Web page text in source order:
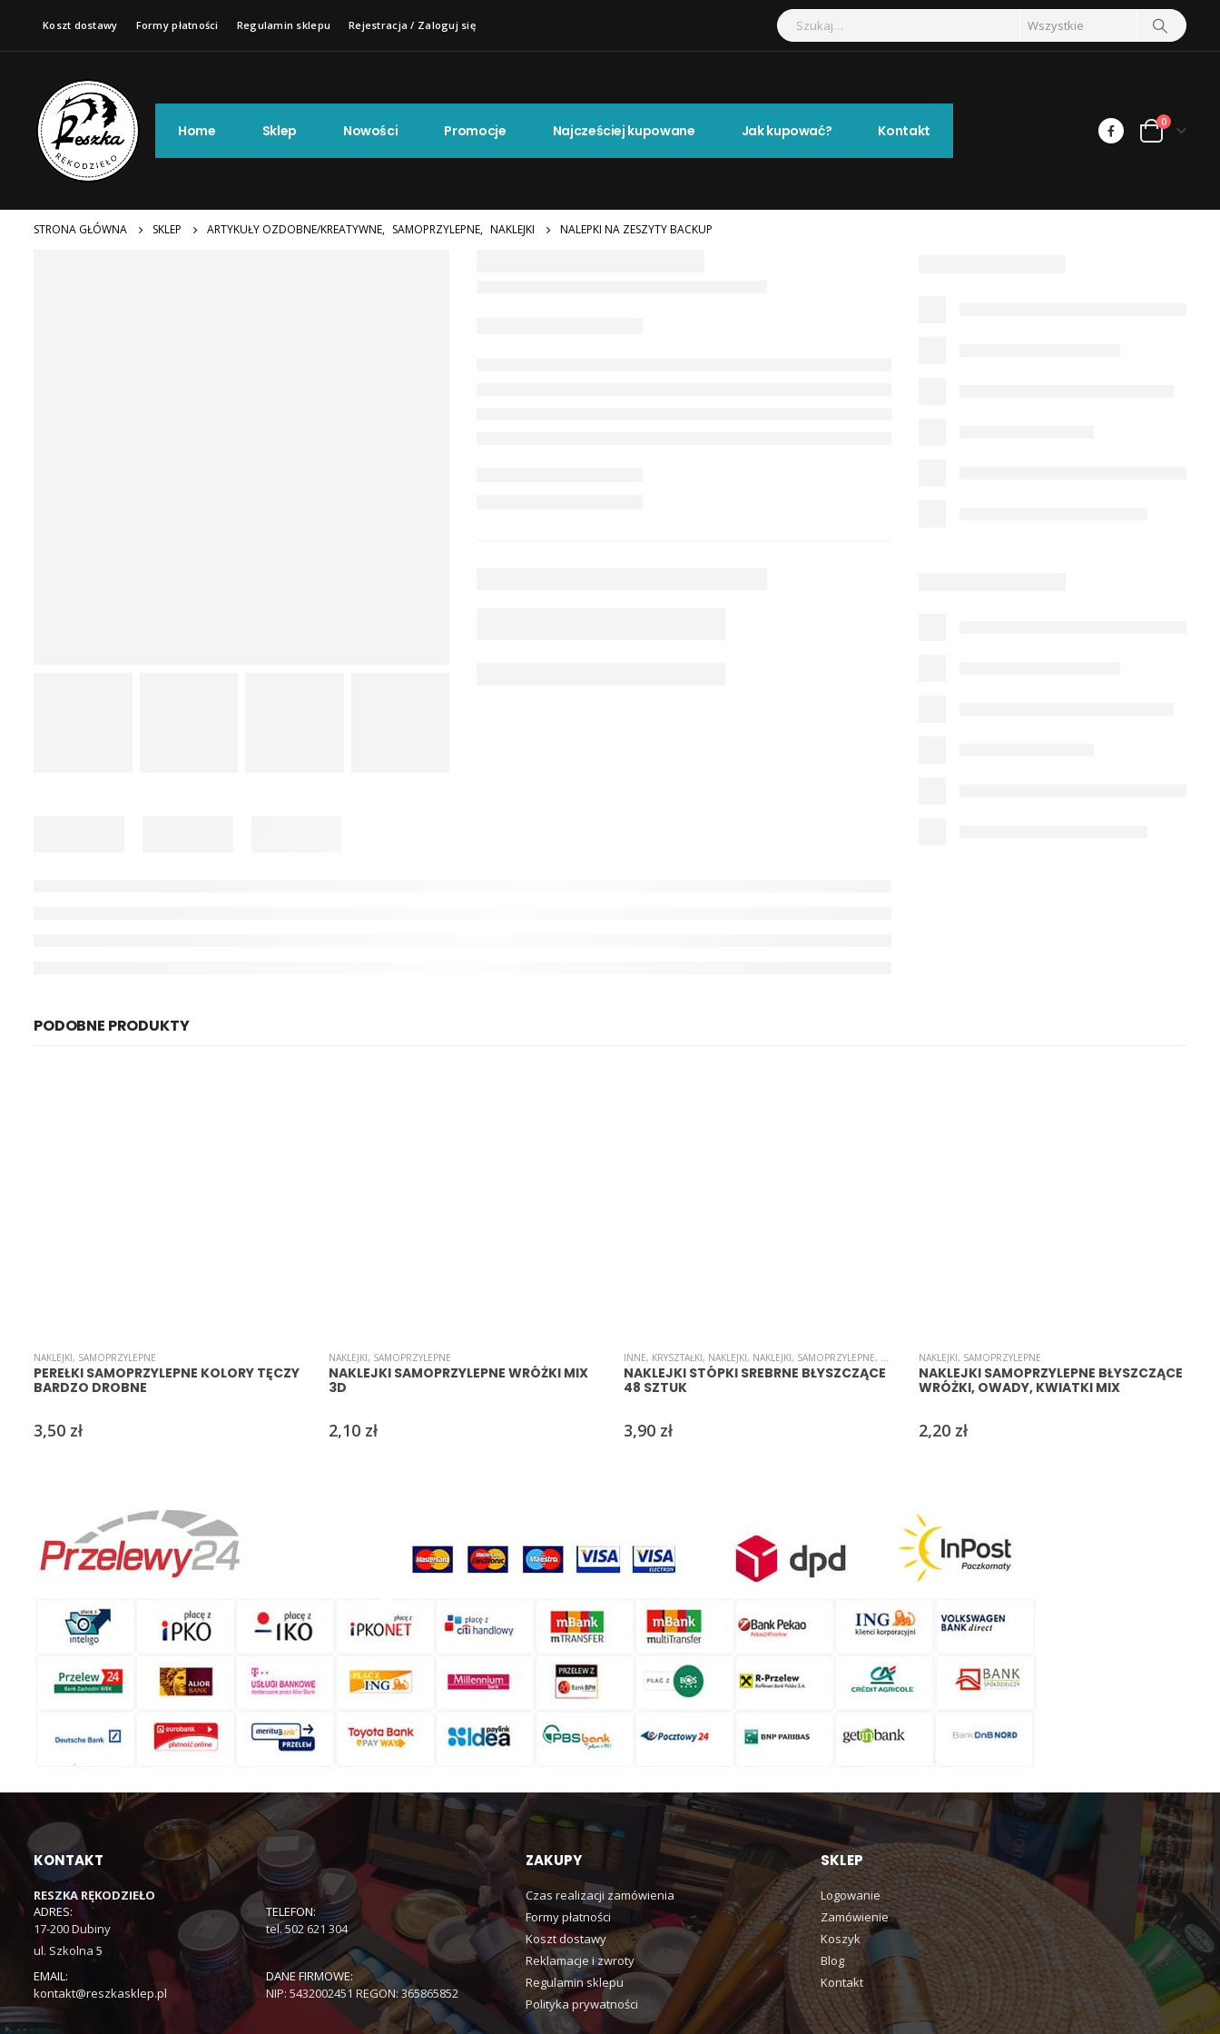
Koszt dostawy Formy płatności Regulamin sklepu Rejestracja / Zaloguj się
Home Sklep Nowości Promocje Najcześciej kupowane Jak kupować? Kontakt 0
STRONA GŁÓWNA SKLEP ARTYKUŁY OZDOBNE/KREATYWNE, SAMOPRZYLEPNE, NAKLEJKI NALEPKI NA ZESZYTY BACKUP
PODOBNE PRODUKTY
NAKLEJKI, SAMOPRZYLEPNE
PEREŁKI SAMOPRZYLEPNE KOLORY TĘCZY
BARDZO DROBNE
3,50 zł
NAKLEJKI, SAMOPRZYLEPNE
NAKLEJKI SAMOPRZYLEPNE WRÓŻKI MIX
3D
2,10 zł
INNE, KRYSZTAŁKI, NAKLEJKI, NAKLEJKI, SAMOPRZYLEPNE, ŚWIĘTA/UROCZYSTOŚCI/PARTY
NAKLEJKI STÓPKI SREBRNE BŁYSZCZĄCE
48 SZTUK
3,90 zł
NAKLEJKI, SAMOPRZYLEPNE
NAKLEJKI SAMOPRZYLEPNE BŁYSZCZĄCE
WRÓŻKI, OWADY, KWIATKI MIX
2,20 zł
KONTAKT
RESZKA RĘKODZIEŁO
ADRES:
17-200 Dubiny
ul. Szkolna 5
TELEFON:
tel. 502 621 304
EMAIL:
kontakt@reszkasklep.pl
DANE FIRMOWE:
NIP: 5432002451 REGON: 365865852
ZAKUPY
Czas realizacji zamówienia
Formy płatności
Koszt dostawy
Reklamacje i zwroty
Regulamin sklepu
Polityka prywatności
SKLEP
Logowanie
Zamówienie
Koszyk
Blog
Kontakt